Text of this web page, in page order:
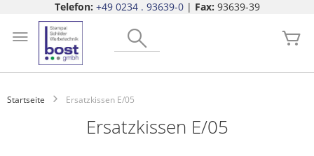
Telefon: +49 0234 . 93639-0| Fax: 93639-39
springen
Startseite Ersatzkissen E/05
Ersatzkissen E/05